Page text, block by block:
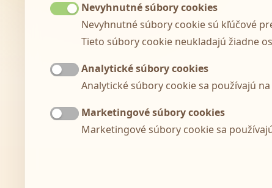
Nevyhnutné súbory cookies
Nevyhnutné súbory cookie sú kľúčové
Tieto súbory cookie neukladajú žiadne
Analytické súbory cookies
Analytické súbory cookie sa používajú
Marketingové súbory cookies
Marketingové súbory cookie sa